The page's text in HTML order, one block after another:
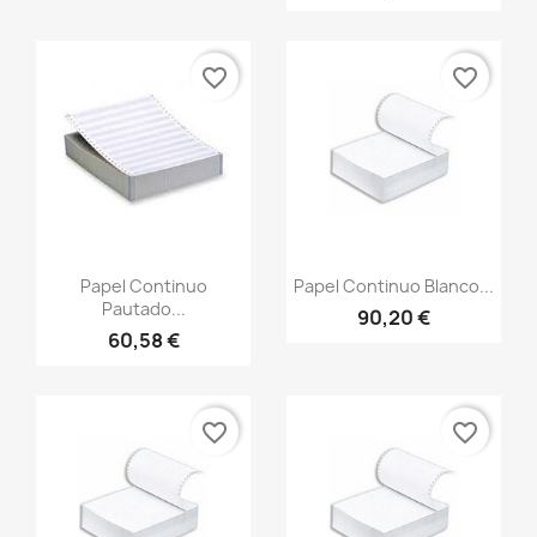
Vista rápida
Papel Continuo
Pautado...
60,58 €
favorite_border
Vista rápida
Papel Continuo Blanco...
90,20 €
favorite_border
favorite_border favorite_border